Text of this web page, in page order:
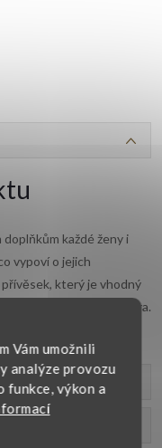
Vám umožnili
analýze provozu
funkce, výkon a
každé ženy i
vypoví o jejich
který je vhodný
je vyrobený ze stříbra.